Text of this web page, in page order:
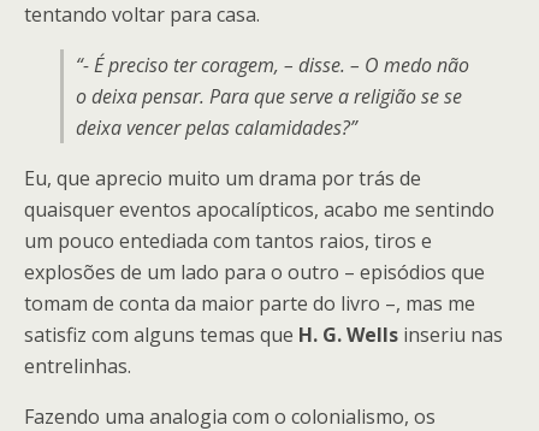
tentando voltar para casa.
“- É preciso ter coragem, – disse. – O medo não
o deixa pensar. Para que serve a religião se se
deixa vencer pelas calamidades?”
Eu, que aprecio muito um drama por trás de
quaisquer eventos apocalípticos, acabo me sentindo
um pouco entediada com tantos raios, tiros e
explosões de um lado para o outro – episódios que
tomam de conta da maior parte do livro –, mas me
satisfiz com alguns temas que H. G. Wells inseriu nas
entrelinhas.
Fazendo uma analogia com o colonialismo, os